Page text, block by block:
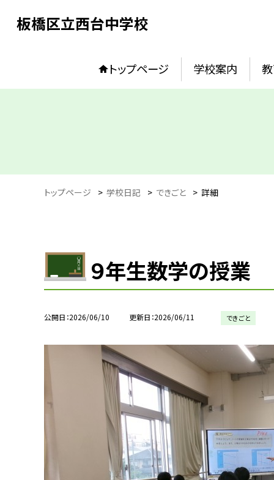
板橋区立西台中学校
トップページ 学校案内
トップページ > 学校日記 > できごと > 詳細
９年生数学の授業
公開日 2026/06/10 更新日 2026/06/11 できごと